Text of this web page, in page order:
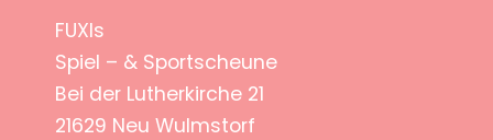
FUXIs
Spiel – & Sportscheune
Bei der Lutherkirche 21
21629 Neu Wulmstorf